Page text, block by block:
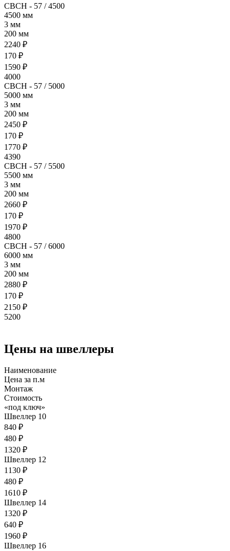
СВСН - 57 / 4500
4500 мм
3 мм
200 мм
2240 ₽
170 ₽
1590 ₽
4000
СВСН - 57 / 5000
5000 мм
3 мм
200 мм
2450 ₽
170 ₽
1770 ₽
4390
СВСН - 57 / 5500
5500 мм
3 мм
200 мм
2660 ₽
170 ₽
1970 ₽
4800
СВСН - 57 / 6000
6000 мм
3 мм
200 мм
2880 ₽
170 ₽
2150 ₽
5200
Цены на швеллеры
Наименование
Цена за п.м
Монтаж
Стоимость
«под ключ»
Швеллер 10
840 ₽
480 ₽
1320 ₽
Швеллер 12
1130 ₽
480 ₽
1610 ₽
Швеллер 14
1320 ₽
640 ₽
1960 ₽
Швеллер 16